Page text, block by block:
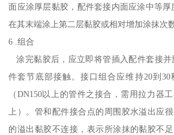
面应涂厚层黏胶，配件套接内面应涂中等厚
在其末端涂上第二层黏胶或相对增加涂抹次数
6 .组合
涂完黏胶后，应立即将管插入配件套接并
件套节底部接触。接口组合应维持20到
（DN150以上的管件之接合，需用拉力器
上）。管和配件接合点的周围胶水溢出应
的溢出黏胶不连接，表示所涂抹的黏胶不